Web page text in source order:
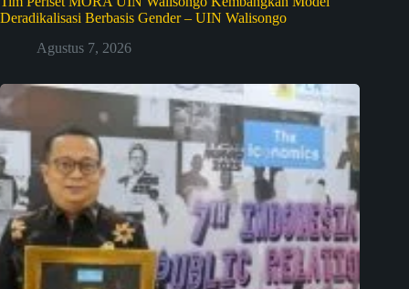
Deradikalisasi Berbasis Gender – UIN Walisongo
Agustus 7, 2026